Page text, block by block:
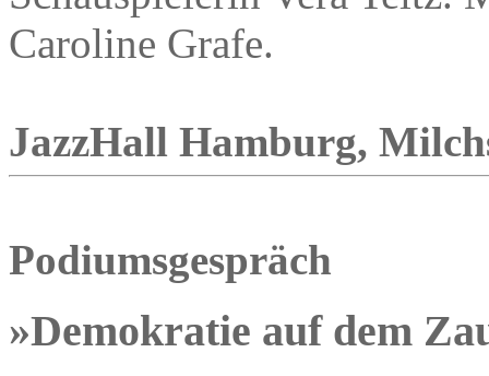
Caroline Grafe.
JazzHall Hamburg,
Podiumsgespräch
»Demokratie auf dem